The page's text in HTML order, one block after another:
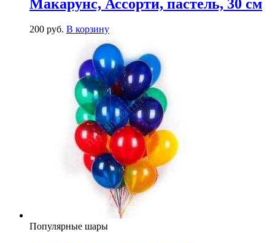
Макарунс, Ассорти, пастель, 30 см
200 руб. В корзину
Популярные шары